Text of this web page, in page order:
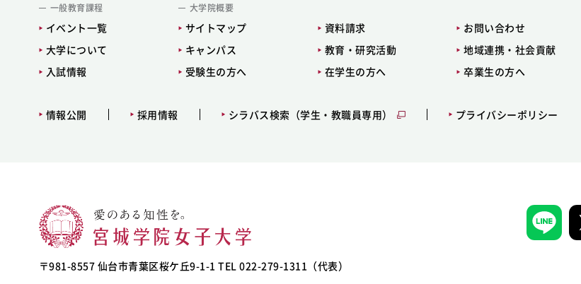
一般教育課程 大学院概要
イベント一覧 サイトマップ 資料請求 お問い合わせ
大学について
キャンパス 教育・研究活動 地域連携・社会貢献
入試情報
受験生の方へ 在学生の方へ 卒業生の方へ
情報公開 採用情報 シラバス検索（学生・教職員専用） プライバシーポリシー
〒981-8557 仙台市青葉区桜ケ丘9-1-1 TEL 022-279-1311（代表）